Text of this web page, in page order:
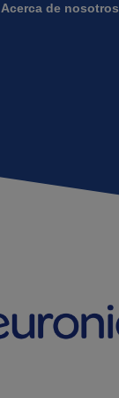
Acerca de nosotros